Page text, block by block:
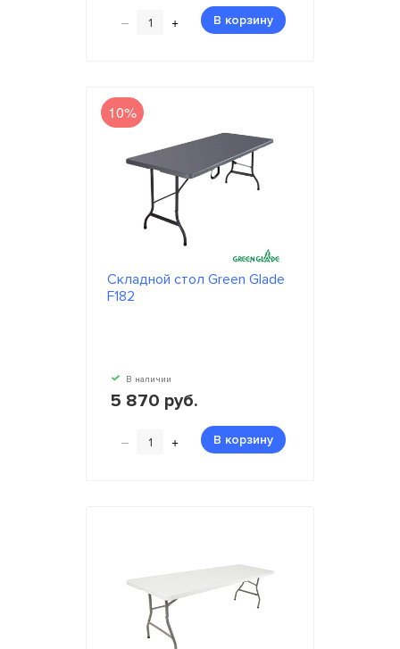
– + В корзину
10%
Складной стол Green Glade
F182
В наличии
5 870 руб.
– + В корзину